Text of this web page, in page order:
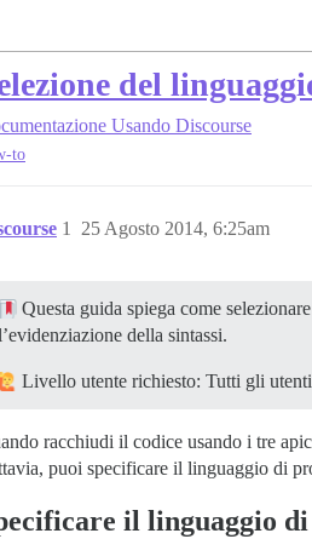
del
Usando Discourse
to
25 Agosto 2014, 6:25am
1
Questa guida spiega come
della sintassi.
Livello utente richiesto: Tutti gli utenti
racchiudi il codice usando i tre
puoi specificare il linguaggio di
il linguaggio